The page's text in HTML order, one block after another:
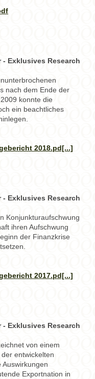
- Exklusives Research
nach dem Ende der
konnte die
ein beachtliches
2018.pd[...]
- Exklusives Research
Konjunkturaufschwung
ihren Aufschwung
der Finanzkrise
2017.pd[...]
- Exklusives Research
von einem
entwickelten
Exportnation in